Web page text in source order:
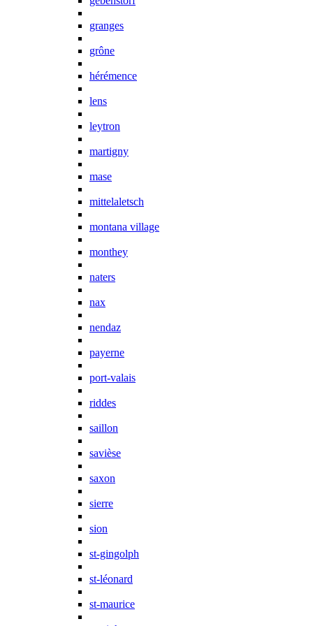
granges
grône
hérémence
lens
leytron
martigny
mase
mittelaletsch
montana village
monthey
naters
nax
nendaz
payerne
port-valais
riddes
saillon
savièse
saxon
sierre
sion
st-gingolph
st-léonard
st-maurice